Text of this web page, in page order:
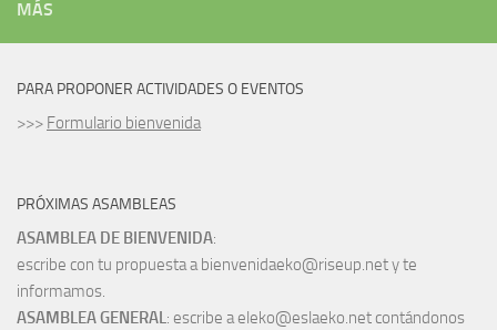
MÁS
PARA PROPONER ACTIVIDADES O EVENTOS
>>> Formulario bienvenida
PRÓXIMAS ASAMBLEAS
ASAMBLEA DE BIENVENIDA:
escribe con tu propuesta a bienvenidaeko@riseup.net y te
informamos.
ASAMBLEA GENERAL: escribe a eleko@eslaeko.net contándonos